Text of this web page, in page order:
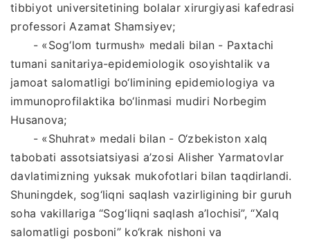
tibbiyot universitetining bolalar xirurgiyasi kafedrasi
professori Azamat Shamsiyev;
- «Sog‘lom turmush» medali bilan - Paxtachi
tumani sanitariya-epidemiologik osoyishtalik va
jamoat salomatligi bo‘limining epidemiologiya va
immunoprofilaktika bo‘linmasi mudiri Norbegim
Husanova;
- «Shuhrat» medali bilan - O‘zbekiston xalq
tabobati assotsiatsiyasi a’zosi Alisher Yarmatovlar
davlatimizning yuksak mukofotlari bilan taqdirlandi.
Shuningdek, sog‘liqni saqlash vazirligining bir guruh
soha vakillariga “Sog‘liqni saqlash a’lochisi”, “Xalq
salomatligi posboni” ko‘krak nishoni va